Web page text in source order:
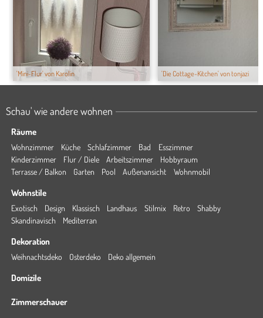
'Mini-Flur' von Karolin 'Die Cottage-Kitchen' von tonjazi
Schau' wie andere wohnen
Räume
Wohnzimmer Küche Schlafzimmer Bad
Esszimmer
Kinderzimmer
Flur / Diele Arbeitszimmer
Hobbyraum
Terrasse / Balkon
Garten Pool Außenansicht Wohnmobil
Wohnstile
Exotisch Design Klassisch Landhaus Stilmix Retro
Shabby
Skandinavisch
Mediterran
Dekoration
Weihnachtsdeko Osterdeko Deko allgemein
Domizile
Zimmerschauer